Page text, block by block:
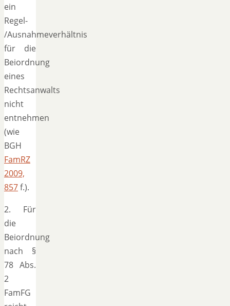
ein
Regel-
/Ausnahmeverhältnis
für die
Beiordnung
eines
Rechtsanwalts
nicht
entnehmen
(wie
BGH
FamRZ
2009,
857f.).
2. Für
die
Beiordnung
nach §
78 Abs.
2
FamFG